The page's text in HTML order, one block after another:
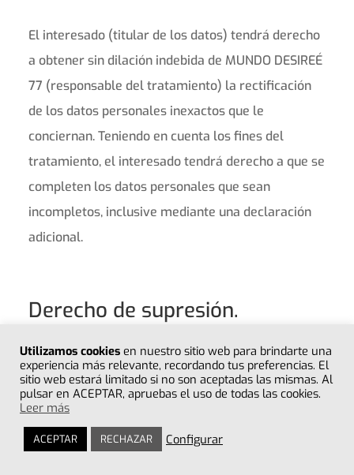
El interesado (titular de los datos) tendrá derecho
a obtener sin dilación indebida de MUNDO DESIREÉ
77 (responsable del tratamiento) la rectificación
de los datos personales inexactos que le
conciernan. Teniendo en cuenta los fines del
tratamiento, el interesado tendrá derecho a que se
completen los datos personales que sean
incompletos, inclusive mediante una declaración
adicional.
Derecho de supresión.
El interesado (titular de los datos) tendrá derecho
a obtener sin dilación indebida de MUNDO DESIREÉ
77 (responsable del tratamiento) la supresión de
los datos personales que le conciernan, estando
Utilizamos cookies en nuestro sitio web para brindarte una
experiencia más relevante, recordando tus preferencias. El
sitio web estará limitado si no son aceptadas las mismas. Al
pulsar en ACEPTAR, apruebas el uso de todas las cookies.
Leer más
ACEPTAR RECHAZAR Configurar